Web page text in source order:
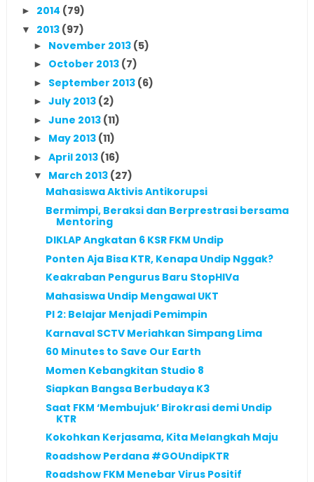
► 2014 (79)
▼ 2013 (97)
► November 2013 (5)
► October 2013 (7)
► September 2013 (6)
► July 2013 (2)
► June 2013 (11)
► May 2013 (11)
► April 2013 (16)
▼ March 2013 (27)
Mahasiswa Aktivis Antikorupsi
Bermimpi, Beraksi dan Berprestrasi bersama
Mentoring
DIKLAP Angkatan 6 KSR FKM Undip
Ponten Aja Bisa KTR, Kenapa Undip Nggak?
Keakraban Pengurus Baru StopHIVa
Mahasiswa Undip Mengawal UKT
PI 2: Belajar Menjadi Pemimpin
Karnaval SCTV Meriahkan Simpang Lima
60 Minutes to Save Our Earth
Momen Kebangkitan Studio 8
Siapkan Bangsa Berbudaya K3
Saat FKM ‘Membujuk’ Birokrasi demi Undip
KTR
Kokohkan Kerjasama, Kita Melangkah Maju
Roadshow Perdana #GOUndipKTR
Roadshow FKM Menebar Virus Positif